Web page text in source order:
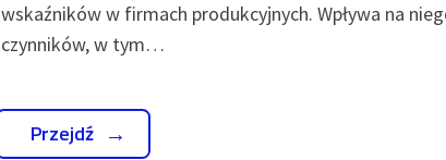
wskaźników w firmach produkcyjnych. Wpływa na
czynników, w tym…
Przejdź